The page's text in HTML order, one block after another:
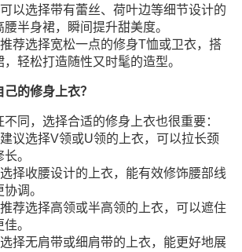
以选择带有蕾丝、荷叶边等细节设计的
半身裙，瞬间提升甜美度。
荐选择宽松一点的修身T恤或卫衣，搭
轻松打造随性又时髦的造型。
的修身上衣？
同，选择合适的修身上衣也很重要：
议选择V领或U领的上衣，可以拉长颈
。
择收腰设计的上衣，能有效修饰腰部线
调。
荐选择高领或半高领的上衣，可以遮住
。
择无肩带或细肩带的上衣，能更好地展